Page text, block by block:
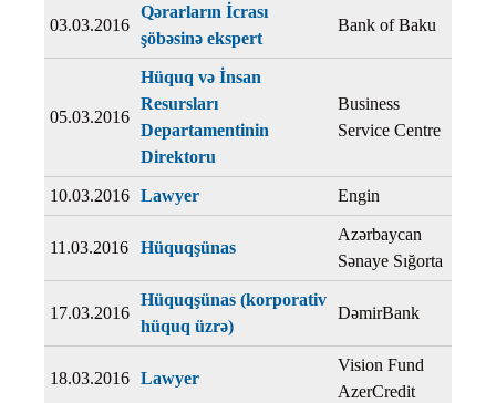
03.03.2016
Qərarların İcrası
şöbəsinə ekspert
Bank of Baku
05.03.2016
Hüquq və İnsan
Resursları
Departamentinin
Direktoru
Business
Service Centre
10.03.2016 Lawyer Engin
11.03.2016 Hüquqşünas
Azərbaycan
Sənaye Sığorta
17.03.2016
Hüquqşünas (korporativ
hüquq üzrə)
DəmirBank
18.03.2016 Lawyer
Vision Fund
AzerCredit